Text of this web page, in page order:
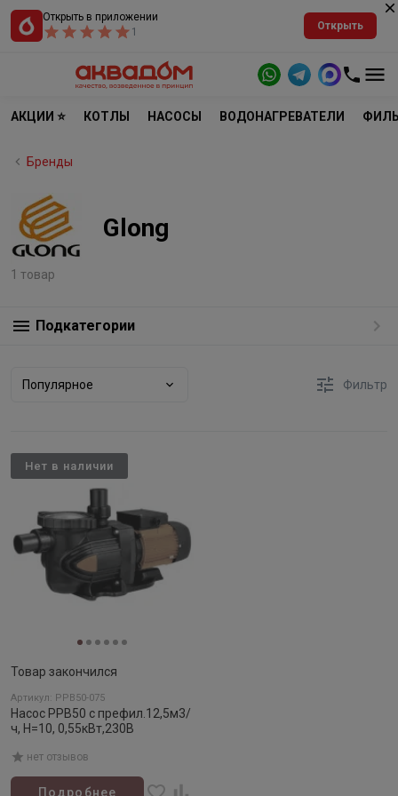
Открыть в приложении
1
Открыть
АКЦИИ ⭐ КОТЛЫ НАСОСЫ ВОДОНАГРЕВАТЕЛИ
Бренды
Glong
1 товар
Подкатегории
Популярное Фильтр
Товар закончился
Артикул: PPB50-075
Насос PPB50 с префил.12,5м3/
ч, H=10, 0,55кВт,230В
нет отзывов
Подробнее
Нет в наличии